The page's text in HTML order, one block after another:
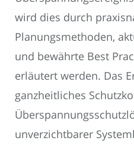
wird dies durch
Planungsmethoden,
und bewährte Best
erläutert werden. Das
ganzheitliches
unverzichtbarer